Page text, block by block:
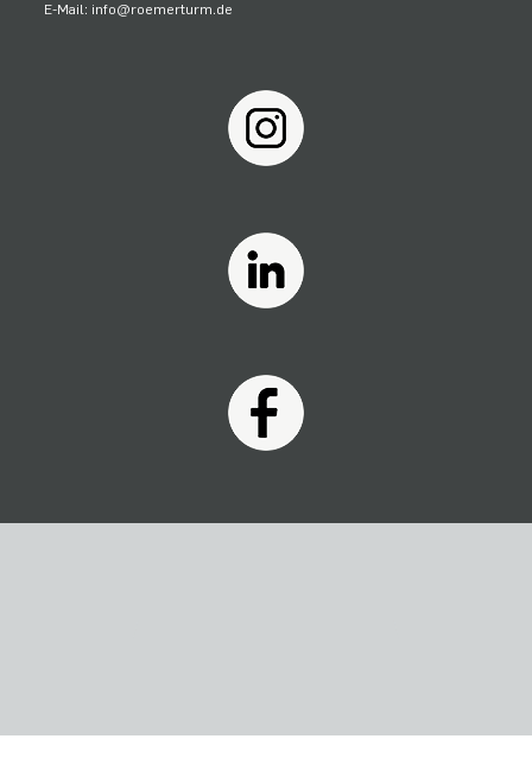
E-Mail: info@roemerturm.de